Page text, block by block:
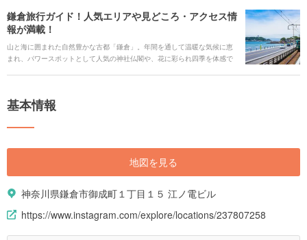
電車を使って東京から目的の観光エリアへとスムーズに移動できること間
違いなしです。 今回は、東京でも特に利用しやすい「ハブ駅」と、それぞ
鎌倉旅行ガイド！人気エリアや見どころ・アクセス情
報が満載！
山と海に囲まれた自然豊かな古都「鎌倉」。年間を通して温暖な気候に恵
まれ、パワースポットとして人気の神社仏閣や、花に彩られ四季を体感で
スポット、抑えておきたいグルメスポットまで、鎌倉の魅力を存分にご紹
基本情報
地図を見る
神奈川県鎌倉市御成町１丁目１５ 江ノ電ビル
https://www.instagram.com/explore/locations/237807258